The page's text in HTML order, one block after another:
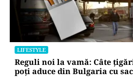
LIFESTYLE
Reguli noi la vamă: Câte
poți aduce din Bulgaria cu